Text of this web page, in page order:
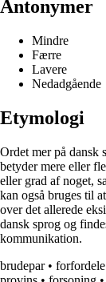
Antonymer
Mindre
Færre
Lavere
Nedadgående
Etymologi
Ordet mer på dansk
betyder mere eller
eller grad af noget,
kan også bruges til
over det allerede
dansk sprog og
kommunikation.
brudepar• forfordele